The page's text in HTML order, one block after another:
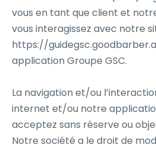
vous en tant que client et
vous interagissez avec notre
https://
application Groupe GSC.
La navigation et/ou
internet et/ou notre
acceptez sans réserve ou
Notre société a le droit de